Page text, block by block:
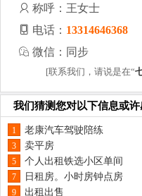
称呼：王女士
电话： 13314646368
微信：同步
[联系我们，请说是在“
我们猜测您对以下信息或
1 老康汽车驾驶陪练
3 卖平房
5 个人出租铁选小区单间
7 日租房。小时房钟点房
9 出租出售